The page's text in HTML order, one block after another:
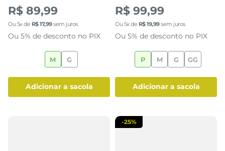
R$ 89,99
Ou5x de R$17,99sem juros
Ou 5% de desconto no PIX
M G
adicionar a sacola
R$ 99,99
Ou5x de R$19,99sem juros
Ou 5% de desconto no PIX
P M G GG
adicionar a sacola
-25%